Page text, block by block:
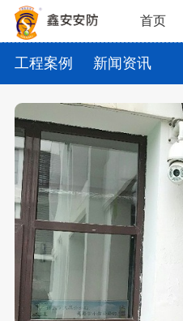
首页
工程案例 新闻资讯